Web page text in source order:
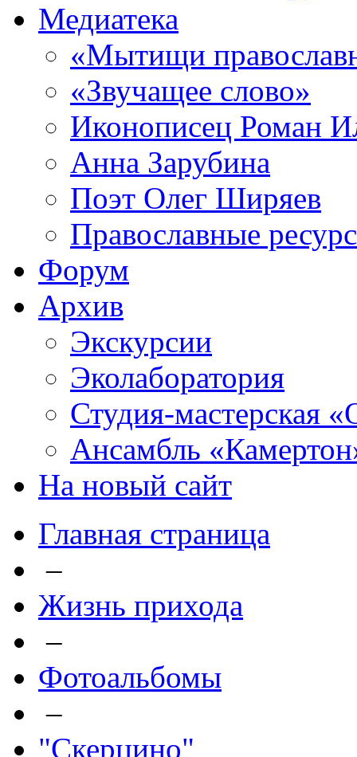
Медиатека
«Мытищи
«Звучащее слово»
Иконописец Роман
Анна Зарубина
Поэт Олег Ширяев
Православные
Форум
Архив
Экскурсии
Эколаборатория
Студия-мастерская
Ансамбль
На новый сайт
Главная страница
–
Жизнь прихода
–
Фотоальбомы
–
"Скерцино"